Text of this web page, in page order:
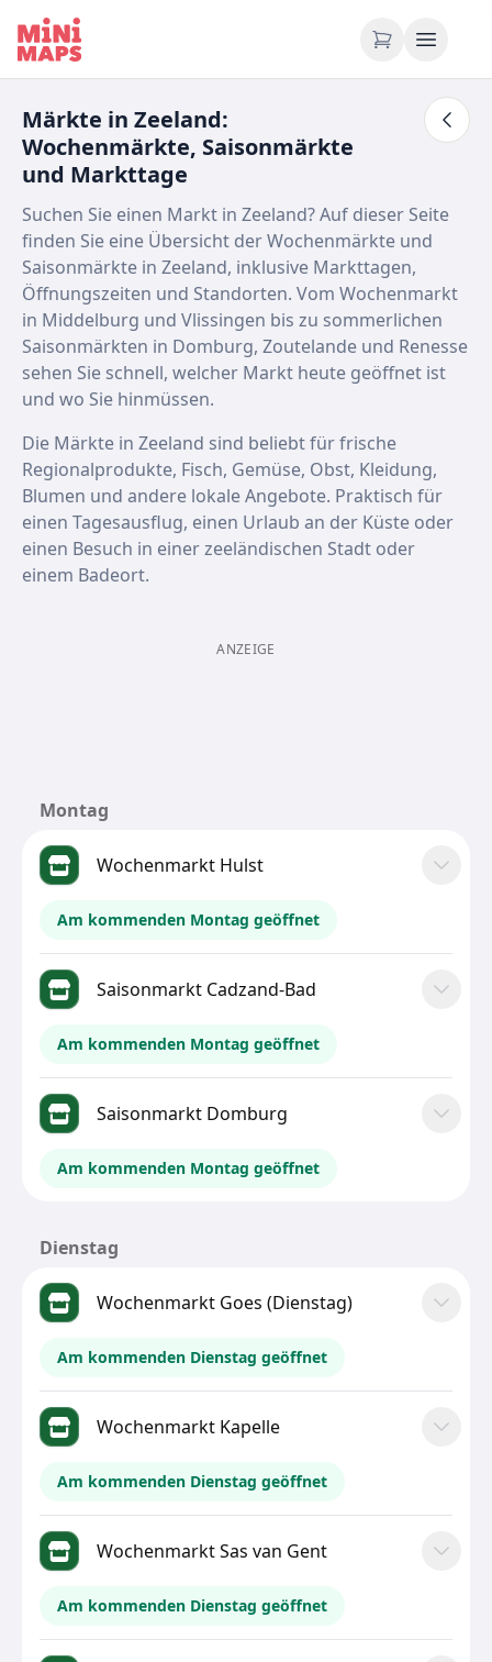
Zum Inhalt springen
Märkte in Zeeland:
Wochenmärkte, Saisonmärkte
und Markttage
Suchen Sie einen Markt in Zeeland? Auf dieser Seite
finden Sie eine Übersicht der Wochenmärkte und
Saisonmärkte in Zeeland, inklusive Markttagen,
Öffnungszeiten und Standorten. Vom Wochenmarkt
in Middelburg und Vlissingen bis zu sommerlichen
Saisonmärkten in Domburg, Zoutelande und Renesse
sehen Sie schnell, welcher Markt heute geöffnet ist
und wo Sie hinmüssen.
Die Märkte in Zeeland sind beliebt für frische
Regionalprodukte, Fisch, Gemüse, Obst, Kleidung,
Blumen und andere lokale Angebote. Praktisch für
einen Tagesausflug, einen Urlaub an der Küste oder
einen Besuch in einer zeeländischen Stadt oder
einem Badeort.
ANZEIGE
Montag
Wochenmarkt Hulst
Am kommenden Montag geöffnet
Saisonmarkt Cadzand-Bad
Am kommenden Montag geöffnet
Saisonmarkt Domburg
Am kommenden Montag geöffnet
Dienstag
Wochenmarkt Goes (Dienstag)
Am kommenden Dienstag geöffnet
Wochenmarkt Kapelle
Am kommenden Dienstag geöffnet
Wochenmarkt Sas van Gent
Am kommenden Dienstag geöffnet